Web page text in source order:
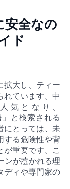
全なの
ド
拡大し、ティー
れています。中
気となり、
と検索される
にとっては、未
する危険性や背
が重要です。こ
ンが惹かれる理
ディや専門家の